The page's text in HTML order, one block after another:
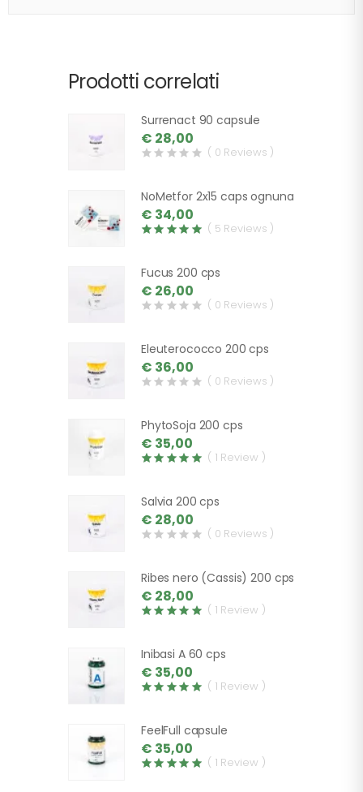
Prodotti correlati
Surrenact 90 capsule
€ 28,00
( 0 Reviews )
NoMetfor 2x15 caps ognuna
€ 34,00
( 5 Reviews )
Fucus 200 cps
€ 26,00
( 0 Reviews )
Eleuterococco 200 cps
€ 36,00
( 0 Reviews )
PhytoSoja 200 cps
€ 35,00
( 1 Review )
Salvia 200 cps
€ 28,00
( 0 Reviews )
Ribes nero (Cassis) 200 cps
€ 28,00
( 1 Review )
Inibasi A 60 cps
€ 35,00
( 1 Review )
FeelFull capsule
€ 35,00
( 1 Review )